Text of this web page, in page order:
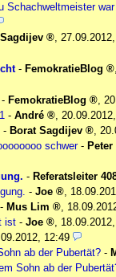
Schachweltmeister war
,
- FemokratieBlog
- FemokratieBlog
- André
- Borat Sagdijev
schwer- Peter
- Referatsleiter
- Joe ,
- Mus Lim ,
ist - Joe ,
12:49
ab der Pubertät? -
Sohn ab der